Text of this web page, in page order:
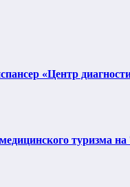
«Центр
туризма на